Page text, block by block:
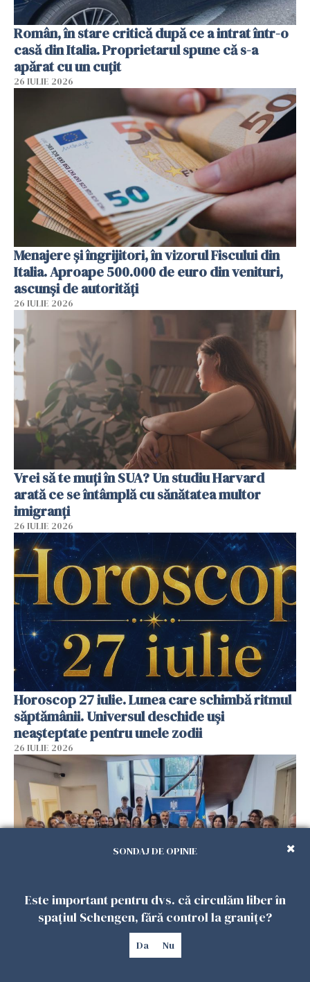
Român, în stare critică după ce a intrat într-o
casă din Italia. Proprietarul spune că s-a
apărat cu un cuțit
26 IULIE 2026
Menajere și îngrijitori, în vizorul Fiscului din
Italia. Aproape 500.000 de euro din venituri,
ascunși de autorități
26 IULIE 2026
Vrei să te muți în SUA? Un studiu Harvard
arată ce se întâmplă cu sănătatea multor
imigranți
26 IULIE 2026
Horoscop 27 iulie. Lunea care schimbă ritmul
săptămânii. Universul deschide uși
neașteptate pentru unele zodii
26 IULIE 2026
Accidente, spitalizare sau alte urgențe?
Consulatul României la Roma promite
intervenții în doar 24 de ore
SONDAJ DE OPINIE
Este important pentru dvs. că circulăm liber în
spațiul Schengen, fără control la granițe?
Da Nu